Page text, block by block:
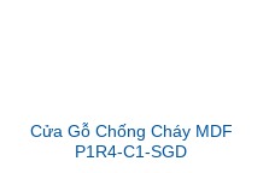
Cửa Gỗ Chống Cháy MDF
P1R4-C1-SGD